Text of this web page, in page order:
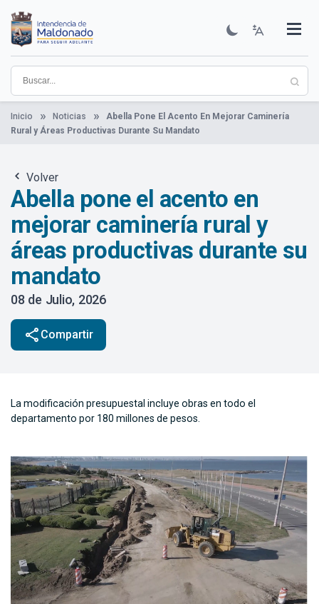
contenido
principal
Institucional
Municipios
Descubre Maldonado
Comunicación
Servicios
Guía De Trámites
Ver Noticias
Inicio Noticias
Abella Pone El Acento En Mejorar Caminería
Rural y Áreas Productivas Durante Su Mandato
Volver
Abella pone el acento en
mejorar caminería rural y
áreas productivas durante su
mandato
08 de Julio, 2026
share Compartir
La modificación presupuestal incluye obras en todo el
departamento por 180 millones de pesos.